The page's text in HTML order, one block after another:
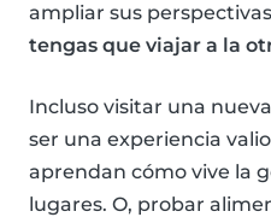
ampliar sus
tengas que viajar a la
Incluso visitar una
ser una experiencia
aprendan cómo vive la
lugares. O, probar